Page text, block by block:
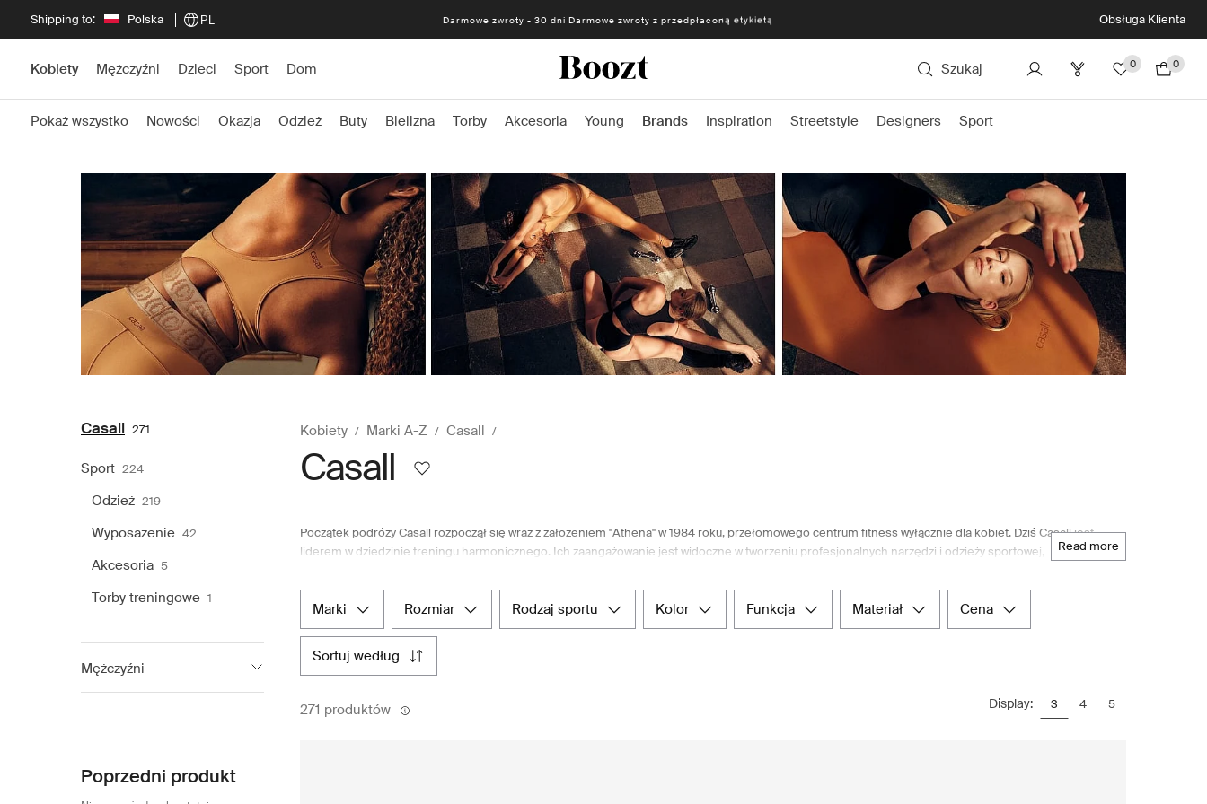
Shipping to: Polska PL Darmowe zwroty - 30 dni Darmowe zwroty z przedpłaconą etykietą Obsługa Klienta
Kobiety Mężczyźni Dzieci Sport Dom Szukaj 0 0
Pokaż wszystko Nowości Okazja Odzież Buty Bielizna Torby Akcesoria Young Brands Inspiration Streetstyle Designers Sport
Casall 271
Sport 224
Odzież 219
Wyposażenie 42
Akcesoria 5
Torby treningowe 1
Mężczyźni
Poprzedni produkt
Kobiety Marki A-Z Casall
Casall
read more
Początek podróży Casall rozpoczął się wraz z założeniem "Athena" w 1984 roku, przełomowego centrum fitness wyłącznie dla kobiet. Dziś Casall jest
liderem w dziedzinie treningu harmonicznego. Ich zaangażowanie jest widoczne w tworzeniu profesjonalnych narzędzi i odzieży sportowej,
opowiada się za treningiem holistycznym, progresywną metodą dostosowaną do zmieniających się wymagań współczesnych ludzkich ciał. Każdego dnia
marka dąży do odkrywania lepszych, bardziej inteligentnych rozwiązań w zakresie projektowania i produkcji produktów. Jeśli szukasz wysokiej jakości
odzieży sportowej, sprawdź szeroki wybór produktów Casall na Boozt.com. W porównaniu z innymi sprzedawcami internetowymi, nordycki dom towarowy
marki rozmiar rodzaj sportu kolor funkcja materiał cena
sortuj według
271 produktów Display: 3 4 5